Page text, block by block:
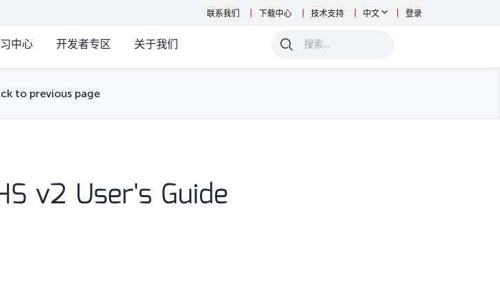
联系我们 下载中心 技术支持 中文 登录
中心 开发者专区 关于我们 0
to previous page
v2 User's Guide